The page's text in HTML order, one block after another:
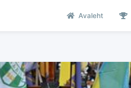
Avaleht